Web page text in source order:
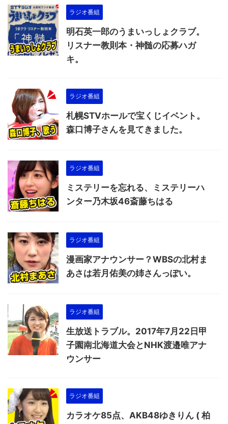
ラジオ番組
明石英一郎のうまいっしょクラブ。
リスナー教則本・神髄の応募ハガ
キ。
ラジオ番組
札幌STVホールで宝くじイベント。
森口博子さんを見てきました。
ラジオ番組
ミステリーを忘れる、ミステリーハ
ンター乃木坂46斎藤ちはる
ラジオ番組
漫画家アナウンサー？WBSの北村ま
あさは若月佑美の姉さんっぽい。
ラジオ番組
生放送トラブル。2017年7月22日甲
子園南北海道大会とNHK渡邉唯アナ
ウンサー
ラジオ番組
カラオケ85点、AKB48ゆきりん ( 柏